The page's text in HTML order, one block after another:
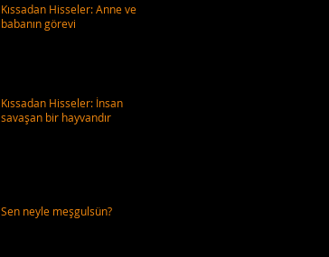
Kıssadan Hisseler: Anne ve
babanın görevi
Kıssadan Hisseler: İnsan
savaşan bir hayvandır
Sen neyle meşgulsün?